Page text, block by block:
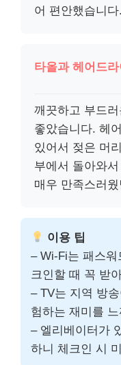
어 편안했습니다.
타올과 헤어드라
깨끗하고 부드
좋았습니다. 헤
있어서 젖은 머
부에서 돌아와
매우 만족스러
이용 팁
– Wi-Fi는 패스워
크인할 때 꼭 받
– TV는 지역 방
험하는 재미를
– 엘리베이터가
하니 체크인 시